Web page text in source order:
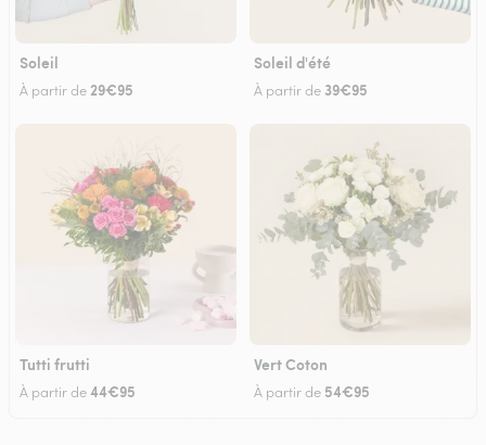
Soleil
À partir de29€95
Soleil d'été
À partir de 39€95
Tutti frutti
À partir de44€95
Vert Coton
À partir de 54€95